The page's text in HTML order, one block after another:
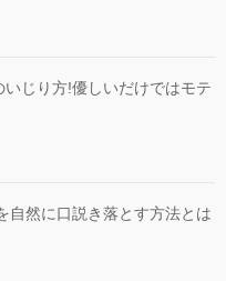
じり方!優しいだけではモテ
自然に口説き落とす方法とは